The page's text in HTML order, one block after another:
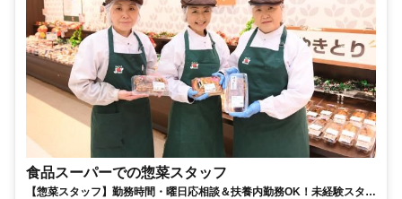
食品スーパーでの惣菜スタッフ
【惣菜スタッフ】勤務時間・曜日応相談＆扶養内勤務OK！未経験スター